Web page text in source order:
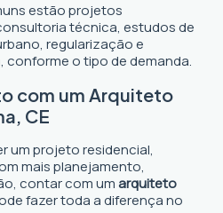
estão projetos
técnica, estudos de
regularização e
o tipo de demanda.
com um Arquiteto
CE
um projeto residencial,
mais planejamento,
contar com umarquiteto
fazer toda a diferença no